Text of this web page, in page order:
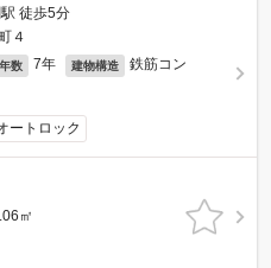
徒歩5分
４
数 7年 建物構造 鉄筋コン
ートロック
㎡